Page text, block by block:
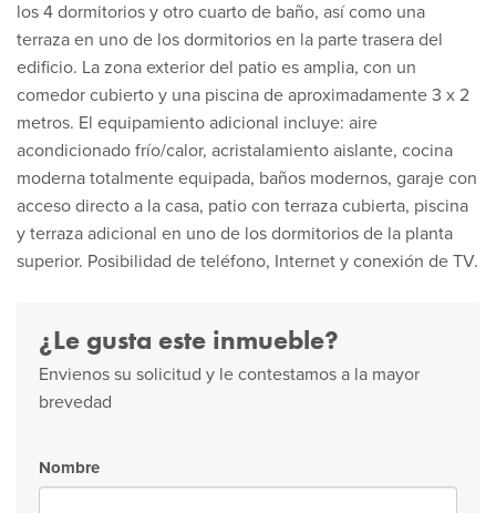
los 4 dormitorios y otro cuarto de baño, así como una
terraza en uno de los dormitorios en la parte trasera del
edificio. La zona exterior del patio es amplia, con un
comedor cubierto y una piscina de aproximadamente 3 x 2
metros. El equipamiento adicional incluye: aire
acondicionado frío/calor, acristalamiento aislante, cocina
moderna totalmente equipada, baños modernos, garaje con
acceso directo a la casa, patio con terraza cubierta, piscina
y terraza adicional en uno de los dormitorios de la planta
superior. Posibilidad de teléfono, Internet y conexión de TV.
¿Le gusta este inmueble?
Envienos su solicitud y le contestamos a la mayor
brevedad
Nombre